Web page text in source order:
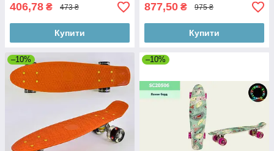
406,78 ₴ 473 ₴
Купити
877,50 ₴ 975 ₴
Купити
–10% –10%